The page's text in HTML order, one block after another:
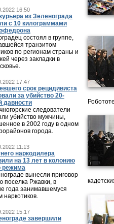
16:50
из Зеленограда
с 10 килограммами
состоял в группе,
транзитом
по регионам страны и
через закладки в
17:47
срок рецидивиста
за убийство 20-
давности
следователи
убийство мужчины,
в 2002 году в одном
города.
11:13
наркодилера
на 13 лет в колонию
режима
вынесли приговор
поселка Ржавки, в
года занимавшемуся
наркотиков.
15:17
завершили